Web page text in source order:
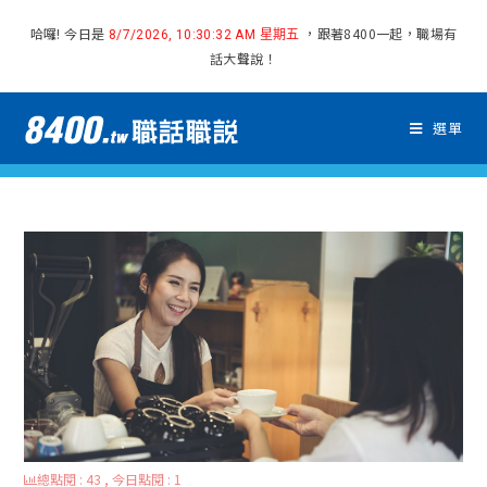
哈囉! 今日是 8/7/2026, 10:30:33 AM 星期五
，跟著8400一起，職場有
話大聲說！
選單
總點閱 : 43 , 今日點閱 : 1